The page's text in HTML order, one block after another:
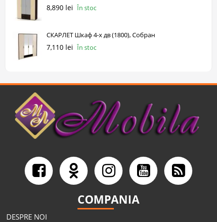
8,890 lei În stoc
СКАРЛЕТ Шкаф 4-х дв (1800), Собран
7,110 lei În stoc
COMPANIA
DESPRE NOI